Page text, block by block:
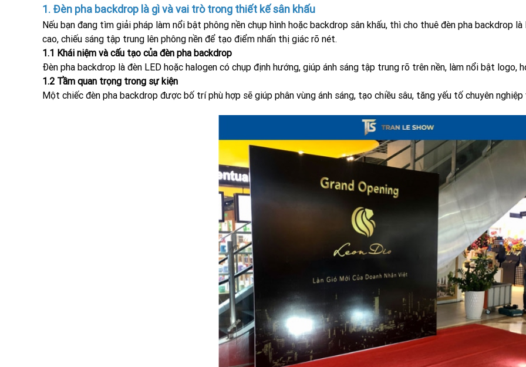
1. Đèn pha backdrop là gì và vai trò trong thiết kế sân khấu
Nếu bạn đang tìm giải pháp làm nổi bật phông nền chụp hình hoặc backdrop sân khấu, thì cho thuê đèn pha backdrop
cao, chiếu sáng tập trung lên phông nền để tạo điểm nhấn thị giác rõ nét.
1.1 Khái niệm và cấu tạo của đèn pha backdrop
Đèn pha backdrop là đèn LED hoặc halogen có chụp định hướng, giúp ánh sáng tập trung rõ trên nền, làm nổi bật logo,
1.2 Tầm quan trọng trong sự kiện
Một chiếc đèn pha backdrop được bố trí phù hợp sẽ giúp phân vùng ánh sáng, tạo chiều sâu, tăng yếu tố chuyên